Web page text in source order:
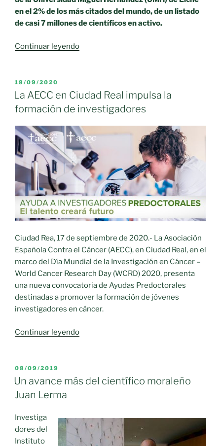
en el 2% de los más citados del mundo, de un listado
de casi 7 millones de científicos en activo.
Continuar leyendo«Juan
investigadores
más
del
mundo»
PUBLICADO
EL
18/09/2020
La AECC en Ciudad Real impulsa la
formación de investigadores
Ciudad Rea, 17 de septiembre de 2020.- La Asociación
Española Contra el Cáncer (AECC), en Ciudad Real, en el
marco del Día Mundial de la Investigación en Cáncer –
World Cancer Research Day (WCRD) 2020, presenta
una nueva convocatoria de Ayudas Predoctorales
destinadas a promover la formación de jóvenes
investigadores en cáncer.
Continuar leyendo«La
Real
de
investigadores»
PUBLICADO
EL
08/09/2019
Un avance más del científico moraleño
Juan Lerma
Investiga
dores del
Instituto